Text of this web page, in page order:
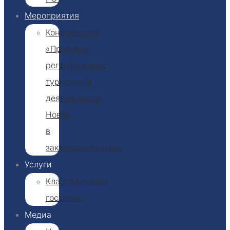
Мероприятия
Конференция
«Правовое
регулирование
туристской
деятельности.
Новое
в
законодательстве»
Услуги
Классификация
гостиниц​
Медиа